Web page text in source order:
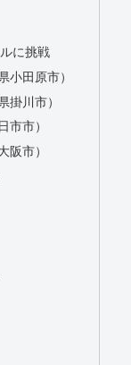
に挑戦
小田原市）
掛川市）
市市）
阪市）